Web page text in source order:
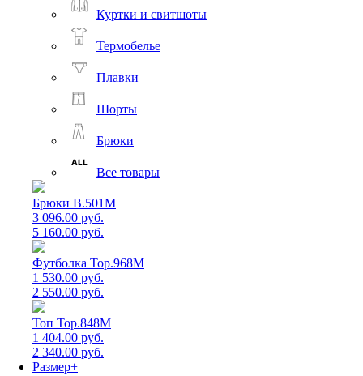
Куртки и свитшоты
Термобелье
Плавки
Шорты
Брюки
Все товары
Брюки B.501M
3 096.00 руб.
5 160.00 руб.
Футболка Top.968M
1 530.00 руб.
2 550.00 руб.
Топ Top.848M
1 404.00 руб.
2 340.00 руб.
Размер+